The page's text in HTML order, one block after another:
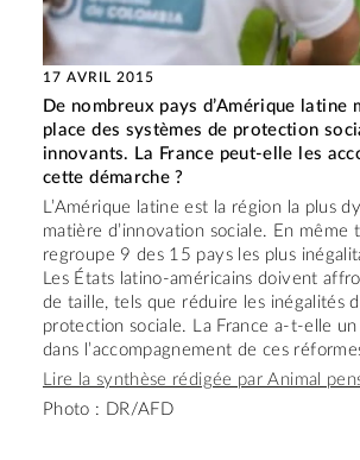
17 AVRIL 2015
De nombreux pays d’Amérique latine
place des systèmes de protection
innovants. La France peut-elle les
cette démarche ?
L’Amérique latine est la région la plus
matière d’innovation sociale. En même
regroupe 9 des 15 pays les plus
Les États latino-américains doivent
de taille, tels que réduire les inégalités
protection sociale. La France a-t-elle
dans l’accompagnement de ces
Lire la synthèse rédigée par Animal
Photo : DR/AFD